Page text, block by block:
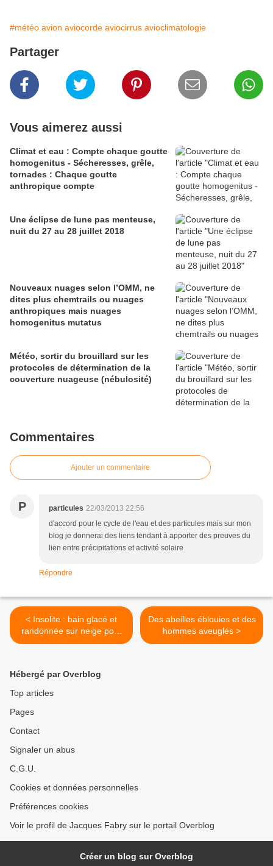
#météo avion aviocorde aviocirrus avioclimatologie
Partager
Vous aimerez aussi
Climat et eau : Compte chaque goutte
homogenitus - Sécheresses, grêle,
tornades : Chaque goutte
anthropique compte
Une éclipse de lune pas menteuse,
nuit du 27 au 28 juillet 2018
Nouveaux nuages selon l’OMM, ne
dites plus chemtrails ou nuages
anthropiques mais nuages
homogenitus mutatus
Météo, sortir du brouillard sur les
protocoles de détermination de la
couverture nuageuse (nébulosité)
Commentaires
Ajouter un commentaire
P particules 22/03/2013 22:56
d'accord pour le cycle de l'eau et des particules mais sur mon
blog je donnerai des liens tendant à apporter des preuves du
lien entre précipitations et activité solaire
Répondre
< Insolite : bain glacé et
randonnée sur neige pour
les abeilles
Des abeilles éblouies et des
hommes aveuglés >
Hébergé par Overblog
Top articles
Pages
Contact
Signaler un abus
C.G.U.
Cookies et données personnelles
Préférences cookies
Voir le profil de Jacques Fabry sur le portail Overblog
Créer un blog sur Overblog